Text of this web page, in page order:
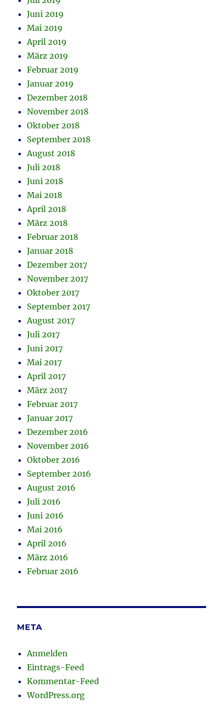
Juni 2019
Mai 2019
April 2019
März 2019
Februar 2019
Januar 2019
Dezember 2018
November 2018
Oktober 2018
September 2018
August 2018
Juli 2018
Juni 2018
Mai 2018
April 2018
März 2018
Februar 2018
Januar 2018
Dezember 2017
November 2017
Oktober 2017
September 2017
August 2017
Juli 2017
Juni 2017
Mai 2017
April 2017
März 2017
Februar 2017
Januar 2017
Dezember 2016
November 2016
Oktober 2016
September 2016
August 2016
Juli 2016
Juni 2016
Mai 2016
April 2016
März 2016
Februar 2016
META
Anmelden
Eintrags-Feed
Kommentar-Feed
WordPress.org